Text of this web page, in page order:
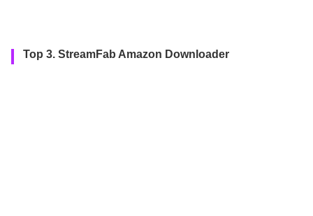
Top 3. StreamFab Amazon Downloader